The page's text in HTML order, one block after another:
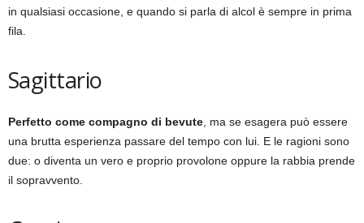
in qualsiasi occasione, e quando si parla di alcol è sempre in prima
fila.
Sagittario
Perfetto come compagno di bevute , ma se esagera può essere
una brutta esperienza passare del tempo con lui. E le ragioni sono
due: o diventa un vero e proprio provolone oppure la rabbia prende
il sopravvento.